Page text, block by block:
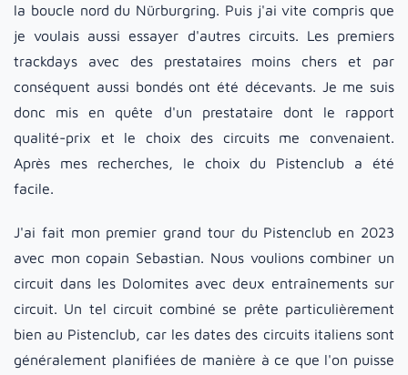
la boucle nord du Nürburgring. Puis j'ai vite compris que
je voulais aussi essayer d'autres circuits. Les premiers
trackdays avec des prestataires moins chers et par
conséquent aussi bondés ont été décevants. Je me suis
donc mis en quête d'un prestataire dont le rapport
qualité-prix et le choix des circuits me convenaient.
Après mes recherches, le choix du Pistenclub a été
facile.
J'ai fait mon premier grand tour du Pistenclub en 2023
avec mon copain Sebastian. Nous voulions combiner un
circuit dans les Dolomites avec deux entraînements sur
circuit. Un tel circuit combiné se prête particulièrement
bien au Pistenclub, car les dates des circuits italiens sont
généralement planifiées de manière à ce que l'on puisse